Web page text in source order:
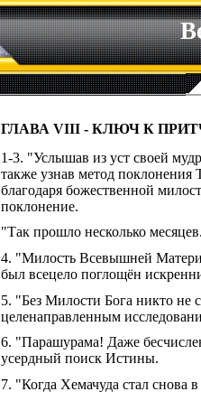
ГЛАВА VIII - КЛЮЧ К
1-3. "Услышав из уст своей
также узнав метод поклонения
благодаря божественной
поклонение.
"Так прошло несколько месяцев.
4. "Милость Всевышней Матери
был всецело поглощён
5. "Без Милости Бога никто не
целенаправленным
6. "Парашурама! Даже
усердный поиск Истины.
7. "Когда Хемачуда стал снова